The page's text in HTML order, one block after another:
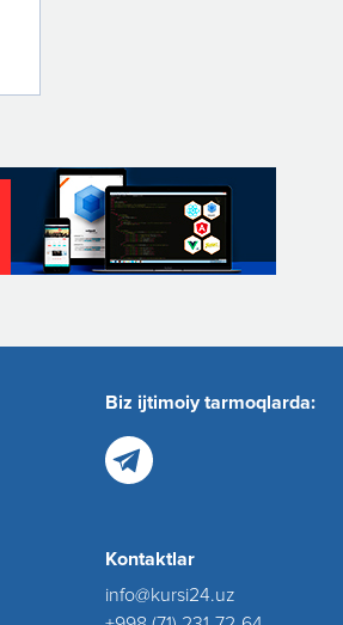
Biz ijtimoiy tarmoqlarda:
Kontaktlar
info@kursi24.uz